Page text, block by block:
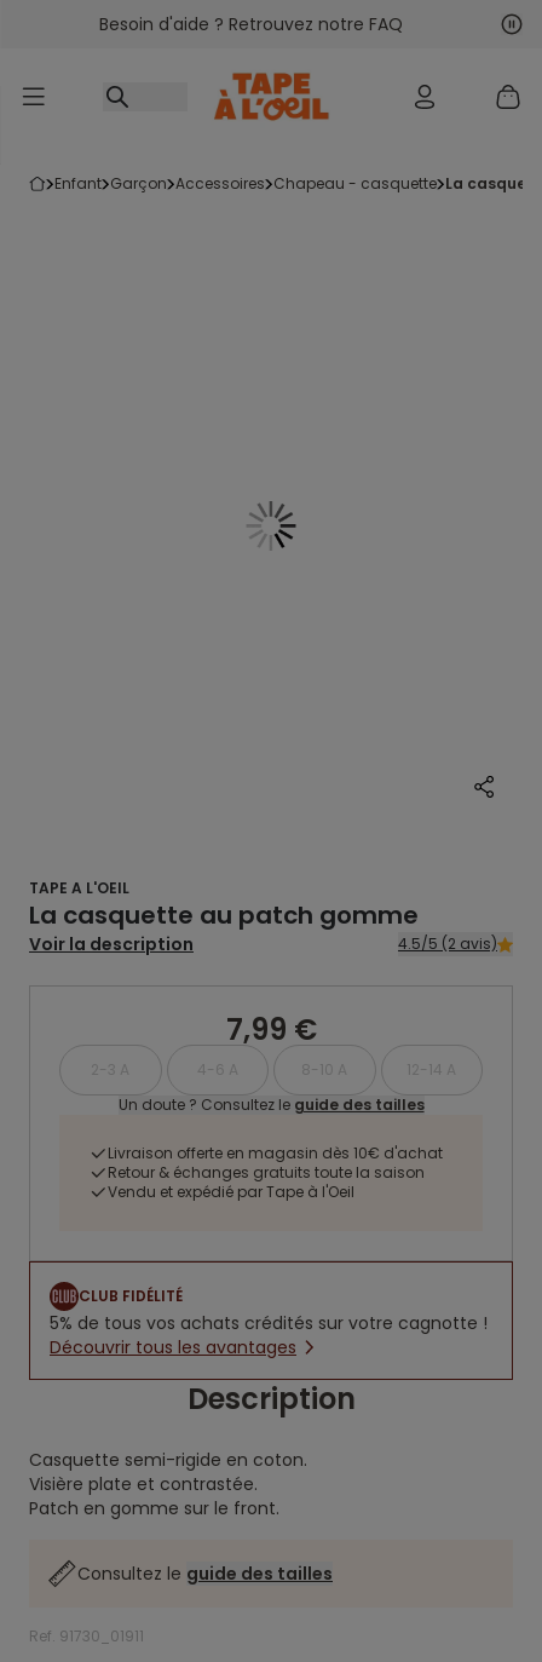
Accéder au contenu
Besoin d'aide ? Retrouvez notre FAQ
enfant garçon accessoires chapeau - casquette la
TAPE A L'OEIL
La casquette au patch gomme
Voir la description 4.5/5 (2 avis)
7,99 €
2-3 A 4-6 A 8-10 A
12-14 A
Un doute ? Consultez le guide des tailles
Livraison offerte en magasin dès 10€ d'achat
Retour & échanges gratuits toute la saison
Vendu et expédié par Tape à l'Oeil
CLUB FIDÉLITÉ
5% de tous vos achats crédités sur votre cagnotte !
Découvrir tous les avantages
Description
Casquette semi-rigide en coton.
Visière plate et contrastée.
Patch en gomme sur le front.
Consultez le guide des tailles
Ref. 91730_01911